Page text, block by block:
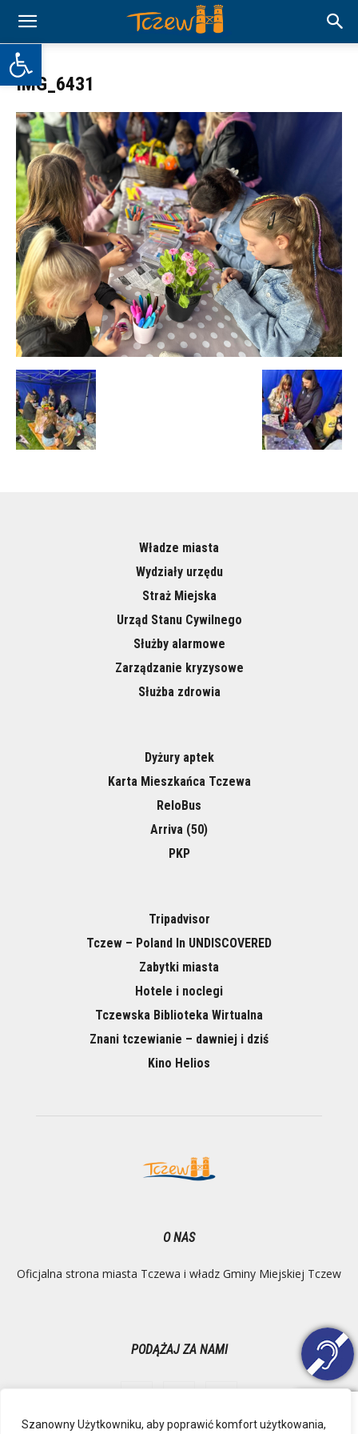
Otwórz pasek narzędzi
Szanowny Użytkowniku, aby poprawić komfort użytkowania,
IMG_6431
Władze miasta
Wydziały urzędu
Straż Miejska
Urząd Stanu Cywilnego
Służby alarmowe
Zarządzanie kryzysowe
Służba zdrowia
Dyżury aptek
Karta Mieszkańca Tczewa
ReloBus
Arriva (50)
PKP
Tripadvisor
Tczew – Poland In UNDISCOVERED
Zabytki miasta
Hotele i noclegi
Tczewska Biblioteka Wirtualna
Znani tczewianie – dawniej i dziś
Kino Helios
O NAS
Oficjalna strona miasta Tczewa i władz Gminy Miejskiej Tczew
PODĄŻAJ ZA NAMI